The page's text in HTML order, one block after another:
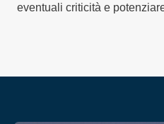
eventuali criticità e